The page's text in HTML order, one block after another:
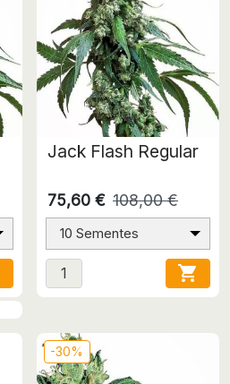
Jack Flash Regular
75,60 € 108,00 €
10 Sementes

-30%